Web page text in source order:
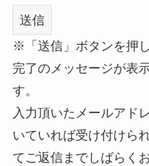
※「送信」ボタンを押
完了のメッセージが表
す。
入力頂いたメールアド
いていれば受け付けら
てご返信までしばらく